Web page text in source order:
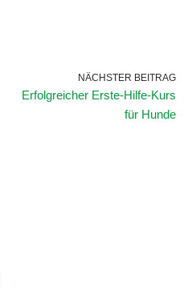
NÄCHSTER BEITRAG
Erfolgreicher Erste-Hilfe-Kurs
für Hunde